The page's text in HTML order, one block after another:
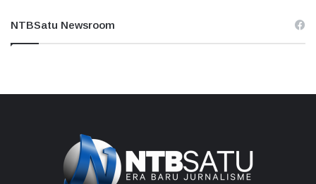
NTBSatu Newsroom